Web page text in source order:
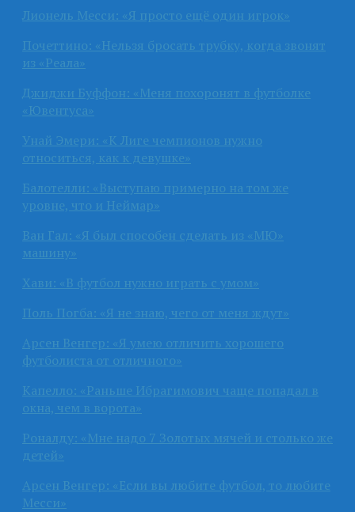
Лионель Месси: «Я просто ещё один игрок»
Почеттино: «Нельзя бросать трубку, когда звонят
из «Реала»
Джиджи Буффон: «Меня похоронят в футболке
«Ювентуса»
Унай Эмери: «К Лиге чемпионов нужно
относиться, как к девушке»
Балотелли: «Выступаю примерно на том же
уровне, что и Неймар»
Ван Гал: «Я был способен сделать из «МЮ»
машину»
Хави: «В футбол нужно играть с умом»
Поль Погба: «Я не знаю, чего от меня ждут»
Арсен Венгер: «Я умею отличить хорошего
футболиста от отличного»
Капелло: «Раньше Ибрагимович чаще попадал в
окна, чем в ворота»
Роналду: «Мне надо 7 Золотых мячей и столько же
детей»
Арсен Венгер: «Если вы любите футбол, то любите
Месси»